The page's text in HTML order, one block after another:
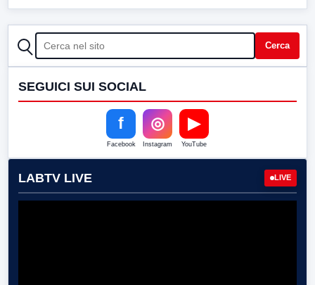
CERCA Cerca
SEGUICI SUI SOCIAL
f
Facebook
◎
Instagram
▶
YouTube
LABTV LIVE LIVE